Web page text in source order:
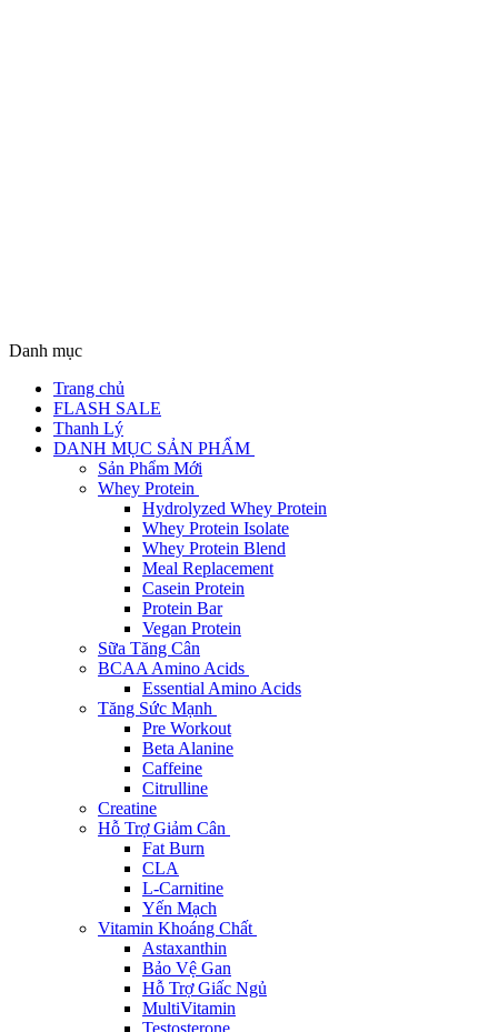
Danh mục
Trang chủ
FLASH SALE
Thanh Lý
DANH MỤC SẢN PHẨM
Sản Phẩm Mới
Whey Protein
Hydrolyzed Whey Protein
Whey Protein Isolate
Whey Protein Blend
Meal Replacement
Casein Protein
Protein Bar
Vegan Protein
Sữa Tăng Cân
BCAA Amino Acids
Essential Amino Acids
Tăng Sức Mạnh
Pre Workout
Beta Alanine
Caffeine
Citrulline
Creatine
Hỗ Trợ Giảm Cân
Fat Burn
CLA
L-Carnitine
Yến Mạch
Vitamin Khoáng Chất
Astaxanthin
Bảo Vệ Gan
Hỗ Trợ Giấc Ngủ
MultiVitamin
Testosterone